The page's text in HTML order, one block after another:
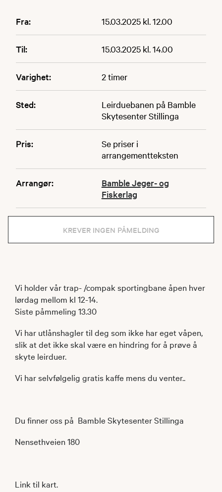
Fra: 15.03.2025 kl. 12.00
Til: 15.03.2025 kl. 14.00
Varighet: 2 timer
Sted:
Leirduebanen på Bamble
Skytesenter Stillinga
Pris:
Se priser i
arrangementteksten
Arrangør:
Bamble Jeger- og
Fiskerlag
KREVER INGEN PÅMELDING
Vi holder vår trap- /compak sportingbane åpen hver
lørdag mellom kl 12-14.
Siste påmmeling 13.30
Vi har utlånshagler til deg som ikke har eget våpen,
slik at det ikke skal være en hindring for å prøve å
skyte leirduer.
Vi har selvfølgelig gratis kaffe mens du venter..
Du finner oss på Bamble Skytesenter Stillinga
Nensethveien 180
Link til kart.